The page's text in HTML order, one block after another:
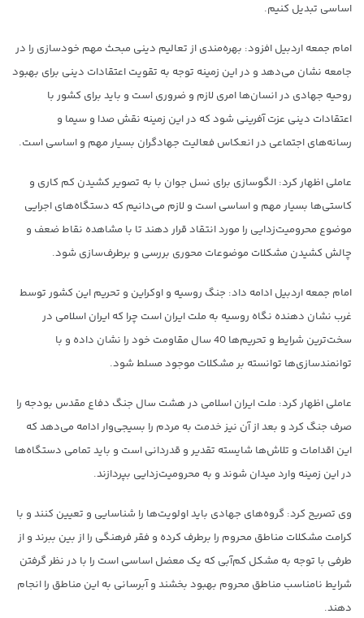
اساسی تبدیل کنیم.
امام جمعه اردبیل افزود: بهره‌مندی از تعالیم دینی مبحث مهم خودسازی را در
جامعه نشان می‌دهد و در این زمینه توجه به تقویت اعتقادات دینی برای بهبود
روحیه جهادی در انسان‌ها امری لازم و ضروری است و باید برای کشور با
اعتقادات دینی عزت آفرینی شود که در این زمینه نقش صدا و سیما و
رسانه‌های اجتماعی در انعکاس فعالیت جهادگران بسیار مهم و اساسی است.
عاملی اظهار کرد: الگوسازی برای نسل جوان با به تصویر کشیدن کم کاری و
کاستی‌ها بسیار مهم و اساسی است و لازم می‌دانیم که دستگاه‌های اجرایی
موضوع محرومیت‌زدایی را مورد انتقاد قرار دهند تا با مشاهده نقاط ضعف و
چالش کشیدن مشکلات موضوعات محوری بررسی و برطرف‌سازی شود.
امام جمعه اردبیل ادامه داد: جنگ روسیه و اوکراین و تحریم این کشور توسط
غرب نشان دهنده نگاه روسیه به ملت ایران است چرا که ایران اسلامی در
سخت‌ترین شرایط و تحریم‌ها 40 سال مقاومت خود را نشان داده و با
توانمندسازی‌ها توانسته بر مشکلات موجود مسلط شود.
عاملی اظهار کرد: ملت ایران اسلامی در هشت سال جنگ دفاع مقدس بودجه را
صرف جنگ کرد و بعد از آن نیز خدمت به مردم را بسیجی‌وار ادامه می‌دهد که
این اقدامات و تلاش‌ها شایسته تقدیر و قدردانی است و باید تمامی دستگاه‌ها
در این زمینه وارد میدان شوند و به محرومیت‌زدایی بپردازند.
وی تصریح کرد: گروه‌های جهادی باید اولویت‌ها را شناسایی و تعیین کنند و با
کرامت مشکلات مناطق محروم را برطرف کرده و فقر فرهنگی را از بین ببرند و از
طرفی با توجه به مشکل کم‌آبی که یک معضل اساسی است را با در نظر گرفتن
شرایط نامناسب مناطق محروم بهبود بخشند و آبرسانی به این مناطق را انجام
دهند.